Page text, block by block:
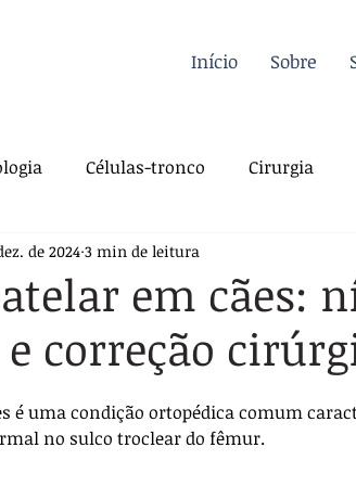
Início Sobre
Células-tronco Cirurgia
Oncologia
Dermatologia Traumatologia
Sutura Pós-operatório
em cães:
correção
de 2024 3 min de leitura
é uma condição ortopédica comum
no sulco troclear do fêmur.